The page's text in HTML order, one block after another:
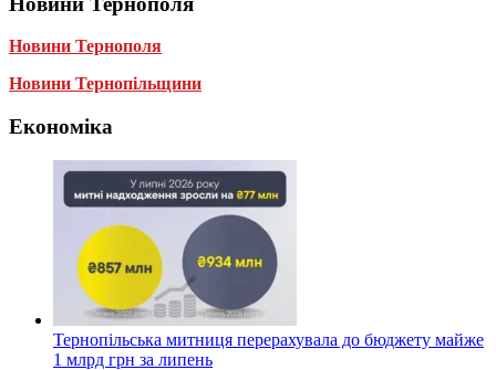
Новини Тернополя
Новини Тернопільщини
Економіка
Тернопільська митниця перерахувала до бюджету майже
1 млрд грн за липень